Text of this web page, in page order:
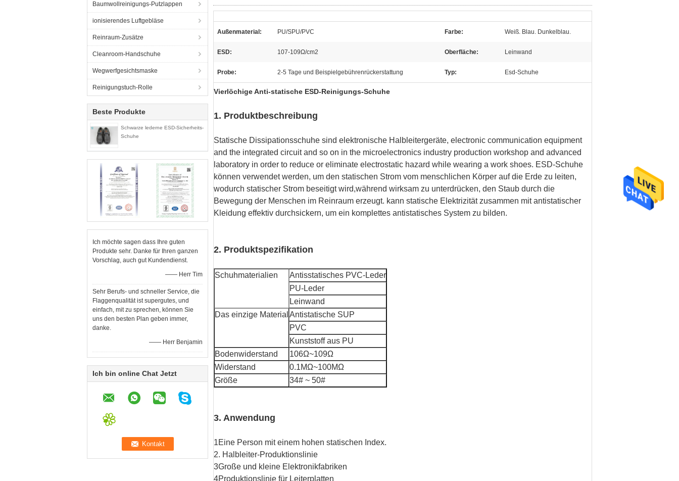
Baumwollreinigungs-Putzlappen
ionisierendes Luftgebläse
Reinraum-Zusätze
Cleanroom-Handschuhe
Wegwerfgesichtsmaske
Reinigungstuch-Rolle
Beste Produkte
Schwarze lederne ESD-Sicherheits-
Schuhe
Ich möchte sagen dass Ihre guten
Produkte sehr. Danke für Ihren ganzen
Vorschlag, auch gut Kundendienst.
—— Herr Tim
Sehr Berufs- und schneller Service, die
Flaggenqualität ist supergutes, und
einfach, mit zu sprechen, können Sie
uns den besten Plan geben immer,
danke.
—— Herr Benjamin
Ich bin online Chat Jetzt
Außenmaterial: PU/SPU/PVC Farbe: Weiß. Blau. Dunkelblau.
ESD: 107-109Ω/cm2 Oberfläche: Leinwand
Probe: 2-5 Tage und Beispielgebührenrückerstattung Typ: Esd-Schuhe
Vierlöchige Anti-statische ESD-Reinigungs-Schuhe
1. Produktbeschreibung
Statische Dissipationsschuhe sind elektronische Halbleitergeräte, electronic communication equipment
and the integrated circuit and so on in the microelectronics industry production workshop and advanced
laboratory in order to reduce or eliminate electrostatic hazard while wearing a work shoes. ESD-Schuhe
können verwendet werden, um den statischen Strom vom menschlichen Körper auf die Erde zu leiten,
wodurch statischer Strom beseitigt wird,während wirksam zu unterdrücken, den Staub durch die
Bewegung der Menschen im Reinraum erzeugt. kann statische Elektrizität zusammen mit antistatischer
Kleidung effektiv durchsickern, um ein komplettes antistatisches System zu bilden.
2. Produktspezifikation
Schuhmaterialien
Antisstatisches PVC-Leder
PU-Leder
Leinwand
Das einzige Material Antistatische SUP
PVC
Kunststoff aus PU
Bodenwiderstand
106Ω~109Ω
Widerstand
0.1MΩ~100MΩ
Größe
34# ~ 50#
3. Anwendung
1Eine Person mit einem hohen statischen Index.
2. Halbleiter-Produktionslinie
3Große und kleine Elektronikfabriken
4Produktionslinie für Leiterplatten